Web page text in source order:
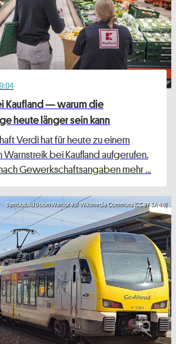
Kaufland — warum die
heute länger sein kann
Verdi hat für heute zu einem
bei Kaufland aufgerufen.
Gewerkschaftsangaben mehr …
Symbolbild DoomWarrior auf Wikimedia Commons (CC BY-SA 4.0)